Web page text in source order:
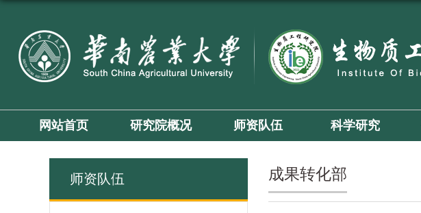
网站首页 研究院概况 师资队伍 科学研究
师资队伍 成果转化部